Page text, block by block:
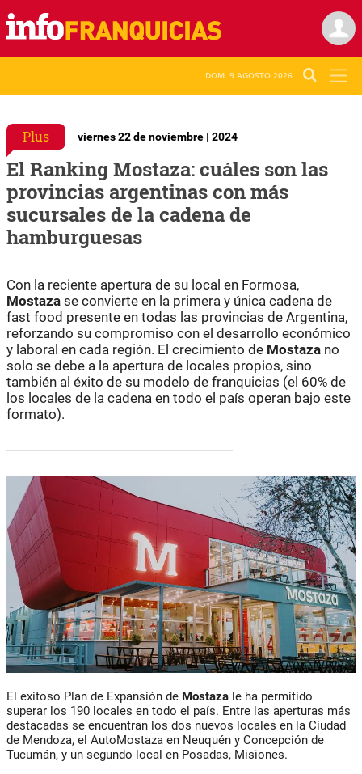
DOM. 9 AGOSTO 2026
Plus viernes 22 de noviembre | 2024
El Ranking Mostaza: cuáles son las
provincias argentinas con más
sucursales de la cadena de
hamburguesas
Con la reciente apertura de su local en Formosa,
Mostaza se convierte en la primera y única cadena de
fast food presente en todas las provincias de Argentina,
reforzando su compromiso con el desarrollo económico
y laboral en cada región. El crecimiento de Mostaza no
solo se debe a la apertura de locales propios, sino
también al éxito de su modelo de franquicias (el 60% de
los locales de la cadena en todo el país operan bajo este
formato).
El exitoso Plan de Expansión de Mostaza le ha permitido
superar los 190 locales en todo el país. Entre las aperturas más
destacadas se encuentran los dos nuevos locales en la Ciudad
de Mendoza, el AutoMostaza en Neuquén y Concepción de
Tucumán, y un segundo local en Posadas, Misiones.